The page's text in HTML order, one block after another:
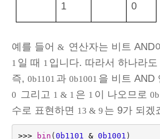
1 0
예를 들어 & 연산자는 비트 AND
1 일 때 1 입니다. 따라서 하나라도
즉, 0b1101 과 0b1001 을 비트 AND
0 그리고 1 & 1 은 1 이 나오므로
수로 표현하면 13 & 9 는 9가 되겠
>>> bin ( 0b1101 & 0b1001 )